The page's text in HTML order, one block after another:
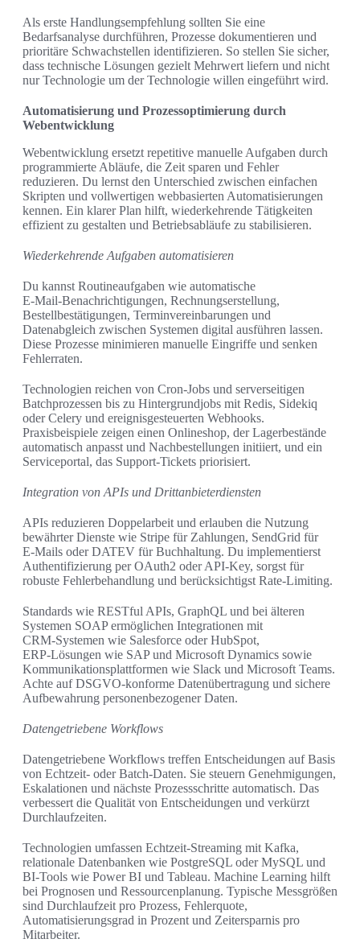
Als erste Handlungsempfehlung sollten Sie eine
Bedarfsanalyse durchführen, Prozesse dokumentieren und
prioritäre Schwachstellen identifizieren. So stellen Sie sicher,
dass technische Lösungen gezielt Mehrwert liefern und nicht
nur Technologie um der Technologie willen eingeführt wird.
Automatisierung und Prozessoptimierung durch
Webentwicklung
Webentwicklung ersetzt repetitive manuelle Aufgaben durch
programmierte Abläufe, die Zeit sparen und Fehler
reduzieren. Du lernst den Unterschied zwischen einfachen
Skripten und vollwertigen webbasierten Automatisierungen
kennen. Ein klarer Plan hilft, wiederkehrende Tätigkeiten
effizient zu gestalten und Betriebsabläufe zu stabilisieren.
Wiederkehrende Aufgaben automatisieren
Du kannst Routineaufgaben wie automatische
E‑Mail‑Benachrichtigungen, Rechnungserstellung,
Bestellbestätigungen, Terminvereinbarungen und
Datenabgleich zwischen Systemen digital ausführen lassen.
Diese Prozesse minimieren manuelle Eingriffe und senken
Fehlerraten.
Technologien reichen von Cron‑Jobs und serverseitigen
Batchprozessen bis zu Hintergrundjobs mit Redis, Sidekiq
oder Celery und ereignisgesteuerten Webhooks.
Praxisbeispiele zeigen einen Onlineshop, der Lagerbestände
automatisch anpasst und Nachbestellungen initiiert, und ein
Serviceportal, das Support‑Tickets priorisiert.
Integration von APIs und Drittanbieterdiensten
APIs reduzieren Doppelarbeit und erlauben die Nutzung
bewährter Dienste wie Stripe für Zahlungen, SendGrid für
E‑Mails oder DATEV für Buchhaltung. Du implementierst
Authentifizierung per OAuth2 oder API‑Key, sorgst für
robuste Fehlerbehandlung und berücksichtigst Rate‑Limiting.
Standards wie RESTful APIs, GraphQL und bei älteren
Systemen SOAP ermöglichen Integrationen mit
CRM‑Systemen wie Salesforce oder HubSpot,
ERP‑Lösungen wie SAP und Microsoft Dynamics sowie
Kommunikationsplattformen wie Slack und Microsoft Teams.
Achte auf DSGVO‑konforme Datenübertragung und sichere
Aufbewahrung personenbezogener Daten.
Datengetriebene Workflows
Datengetriebene Workflows treffen Entscheidungen auf Basis
von Echtzeit‑ oder Batch‑Daten. Sie steuern Genehmigungen,
Eskalationen und nächste Prozessschritte automatisch. Das
verbessert die Qualität von Entscheidungen und verkürzt
Durchlaufzeiten.
Technologien umfassen Echtzeit‑Streaming mit Kafka,
relationale Datenbanken wie PostgreSQL oder MySQL und
BI‑Tools wie Power BI und Tableau. Machine Learning hilft
bei Prognosen und Ressourcenplanung. Typische Messgrößen
sind Durchlaufzeit pro Prozess, Fehlerquote,
Automatisierungsgrad in Prozent und Zeitersparnis pro
Mitarbeiter.